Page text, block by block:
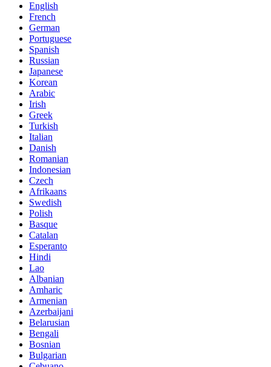
English
French
German
Portuguese
Spanish
Russian
Japanese
Korean
Arabic
Irish
Greek
Turkish
Italian
Danish
Romanian
Indonesian
Czech
Afrikaans
Swedish
Polish
Basque
Catalan
Esperanto
Hindi
Lao
Albanian
Amharic
Armenian
Azerbaijani
Belarusian
Bengali
Bosnian
Bulgarian